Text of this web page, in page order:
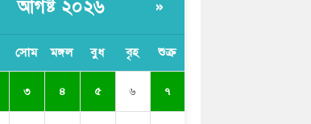
আগষ্ট ২০২৬ »
সোম মঙ্গল বুধ বৃহ শুক্র
৩ ৪ ৫ ৬ ৭